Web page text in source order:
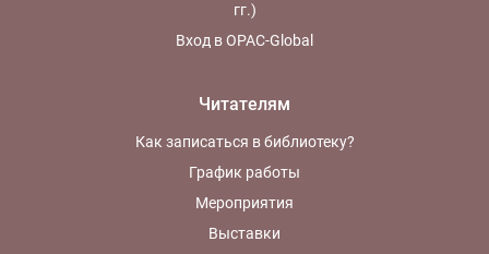
гг.)
Вход в OPAC-Global
Читателям
Как записаться в библиотеку?
График работы
Мероприятия
Выставки